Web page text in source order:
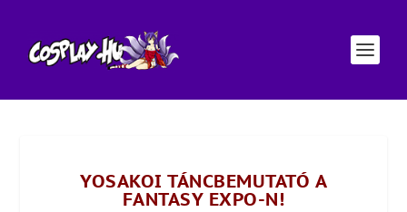
YOSAKOI TÁNCBEMUTATÓ A
FANTASY EXPO-N!